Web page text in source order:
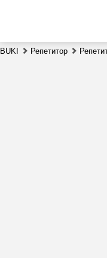
BUKI Репетитор